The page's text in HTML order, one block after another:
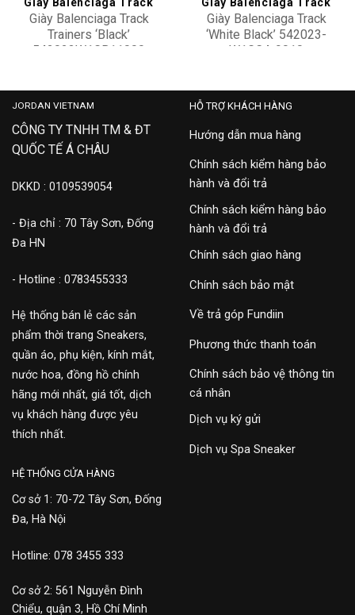
Giày Balenciaga Track
Giày Balenciaga Track
Trainers ‘Black’
542023W1GB11000
Giày Balenciaga Track
Giày Balenciaga Track
‘White Black’ 542023-
W1GC4-9010
JORDAN VIETNAM
CÔNG TY TNHH TM & ĐT
QUỐC TẾ Á CHÂU
DKKD : 0109539054
- Địa chỉ : 70 Tây Sơn, Đống
Đa HN
- Hotline : 0783455333
Hệ thống bán lẻ các sản
phẩm thời trang Sneakers,
quần áo, phụ kiện, kính mắt,
nước hoa, đồng hồ chính
hãng mới nhất, giá tốt, dịch
vụ khách hàng được yêu
thích nhất.
HỖ TRỢ KHÁCH HÀNG
Hướng dẫn mua hàng
Chính sách kiểm hàng bảo
hành và đổi trả
Chính sách kiểm hàng bảo
hành và đổi trả
Chính sách giao hàng
Chính sách bảo mật
Về trả góp Fundiin
Phương thức thanh toán
Chính sách bảo vệ thông tin
cá nhân
Dịch vụ ký gửi
Dịch vụ Spa Sneaker
HỆ THỐNG CỬA HÀNG
Cơ sở 1: 70-72 Tây Sơn, Đống
Đa, Hà Nội
Hotline: 078 3455 333
Cơ sở 2: 561 Nguyễn Đình
Chiểu, quận 3, Hồ Chí Minh